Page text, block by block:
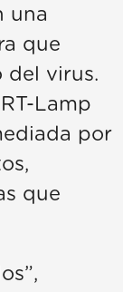
una
que
del virus.
Lamp
por
que